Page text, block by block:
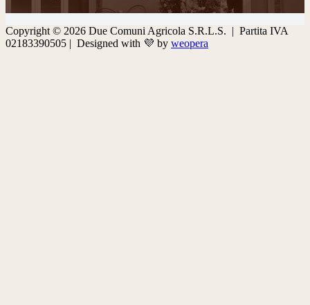
Copyright © 2026 Due Comuni Agricola S.R.L.S. | Partita IVA
02183390505 | Designed with 💜 by weopera